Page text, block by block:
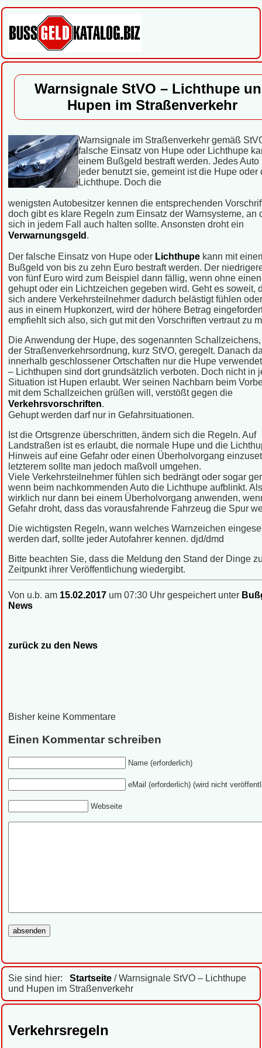
Sie sind hier: Startseite / Warnsignale StVO – Lichthupe
und Hupen im Straßenverkehr
Verkehrsregeln
Warnsignale StVO – Lichthupe
Hupen im Straßenverkehr
Warnsignale im Straßenverkehr gemäß
falsche Einsatz von Hupe oder Lichthupe
einem Bußgeld bestraft werden. Jedes Auto
jeder benutzt sie, gemeint ist die Hupe oder
Lichthupe. Doch die
wenigsten Autobesitzer kennen die entsprechenden
doch gibt es klare Regeln zum Einsatz der Warnsysteme, an
sich in jedem Fall auch halten sollte. Ansonsten droht ein
Verwarnungsgeld .
Der falsche Einsatz von Hupe oder Lichthupe kann mit
Bußgeld von bis zu zehn Euro bestraft werden. Der
von fünf Euro wird zum Beispiel dann fällig, wenn ohne
gehupt oder ein Lichtzeichen gegeben wird. Geht es soweit,
sich andere Verkehrsteilnehmer dadurch belästigt fühlen
aus in einem Hupkonzert, wird der höhere Betrag
empfiehlt sich also, sich gut mit den Vorschriften vertraut zu
Die Anwendung der Hupe, des sogenannten
der Straßenverkehrsordnung, kurz StVO, geregelt. Danach
innerhalb geschlossener Ortschaften nur die Hupe
– Lichthupen sind dort grundsätzlich verboten. Doch nicht in
Situation ist Hupen erlaubt. Wer seinen Nachbarn beim
mit dem Schallzeichen grüßen will, verstößt gegen die
Verkehrsvorschriften.
Gehupt werden darf nur in Gefahrsituationen.
Ist die Ortsgrenze überschritten, ändern sich die Regeln. Auf
Landstraßen ist es erlaubt, die normale Hupe und die
Hinweis auf eine Gefahr oder einen Überholvorgang
letzterem sollte man jedoch maßvoll umgehen.
Viele Verkehrsteilnehmer fühlen sich bedrängt oder sogar
wenn beim nachkommenden Auto die Lichthupe aufblinkt.
wirklich nur dann bei einem Überholvorgang anwenden,
Gefahr droht, dass das vorausfahrende Fahrzeug die Spur
Die wichtigsten Regeln, wann welches Warnzeichen
werden darf, sollte jeder Autofahrer kennen. djd/dmd
Bitte beachten Sie, dass die Meldung den Stand der Dinge
Zeitpunkt ihrer Veröffentlichung wiedergibt.
Von u.b. am 15.02.2017 um 07:30 Uhr gespeichert unter
News
zurück zu den News
Bisher keine Kommentare
Einen Kommentar schreiben
Name (erforderlich)
eMail (erforderlich) (wird nicht
Webseite